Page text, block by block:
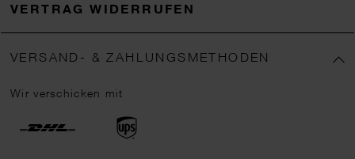
VERTRAG WIDERRUFEN
VERSAND- & ZAHLUNGSMETHODEN
Wir verschicken mit